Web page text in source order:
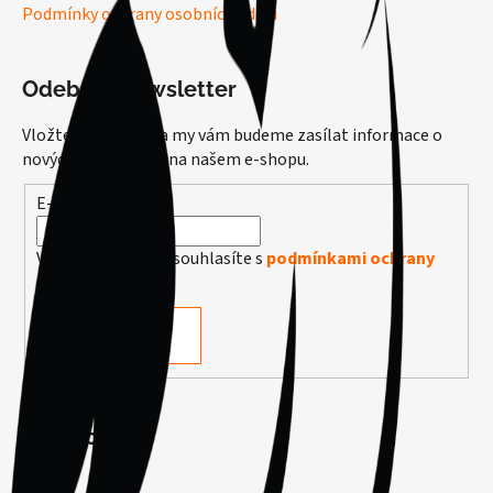
Podmínky ochrany osobních údajů
Odebírat newsletter
Vložte svůj e-mail a my vám budeme zasílat informace o
nových produktech na našem e-shopu.
E-mail
Vložením e-mailu souhlasíte s podmínkami ochrany
osobních údajů
PŘIHLÁSIT SE
Facebook